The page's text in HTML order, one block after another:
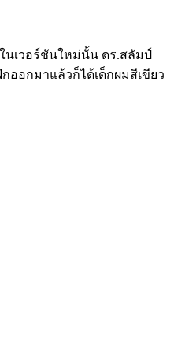
นเวอร์ชันใหม่นั้น ดร.สลัมป์
อกมาแล้วก็ได้เด็กผมสีเขียว